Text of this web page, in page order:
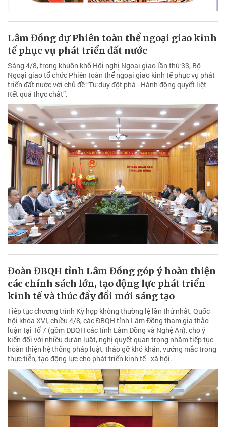
Lâm Đồng dự Phiên toàn thể ngoại giao kinh
tế phục vụ phát triển đất nước
Sáng 4/8, trong khuôn khổ Hội nghị Ngoại giao lần thứ 33, Bộ
Ngoại giao tổ chức Phiên toàn thể ngoại giao kinh tế phục vụ phát
triển đất nước với chủ đề “Tư duy đột phá - Hành động quyết liệt -
Kết quả thực chất”.
Đoàn ĐBQH tỉnh Lâm Đồng góp ý hoàn thiện
các chính sách lớn, tạo động lực phát triển
kinh tế và thúc đẩy đổi mới sáng tạo
Tiếp tục chương trình Kỳ họp không thường lệ lần thứ nhất, Quốc
hội khóa XVI, chiều 4/8, các ĐBQH tỉnh Lâm Đồng tham gia thảo
luận tại Tổ 7 (gồm ĐBQH các tỉnh Lâm Đồng và Nghệ An), cho ý
kiến đối với nhiều dự án luật, nghị quyết quan trọng nhằm tiếp tục
hoàn thiện hệ thống pháp luật, tháo gỡ khó khăn, vướng mắc trong
thực tiễn, tạo động lực cho phát triển kinh tế - xã hội.